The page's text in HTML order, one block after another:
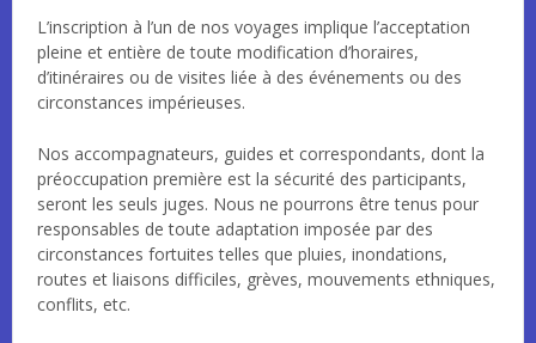
L’inscription à l’un de nos voyages implique l’acceptation
pleine et entière de toute modification d’horaires,
d’itinéraires ou de visites liée à des événements ou des
circonstances impérieuses.
Nos accompagnateurs, guides et correspondants, dont la
préoccupation première est la sécurité des participants,
seront les seuls juges. Nous ne pourrons être tenus pour
responsables de toute adaptation imposée par des
circonstances fortuites telles que pluies, inondations,
routes et liaisons difficiles, grèves, mouvements ethniques,
conflits, etc.